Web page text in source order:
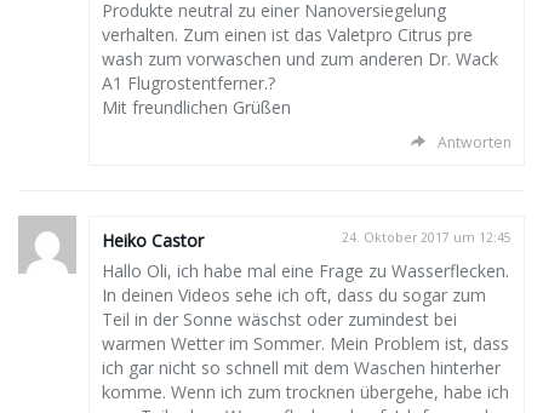
Produkte neutral zu einer Nanoversiegelung
verhalten. Zum einen ist das Valetpro Citrus pre
wash zum vorwaschen und zum anderen Dr. Wack
A1 Flugrostentferner.?
Mit freundlichen Grüßen
Antworten
Heiko Castor 24. Oktober 2017 um 12:45
Hallo Oli, ich habe mal eine Frage zu Wasserflecken.
In deinen Videos sehe ich oft, dass du sogar zum
Teil in der Sonne wäschst oder zumindest bei
warmen Wetter im Sommer. Mein Problem ist, dass
ich gar nicht so schnell mit dem Waschen hinterher
komme. Wenn ich zum trocknen übergehe, habe ich